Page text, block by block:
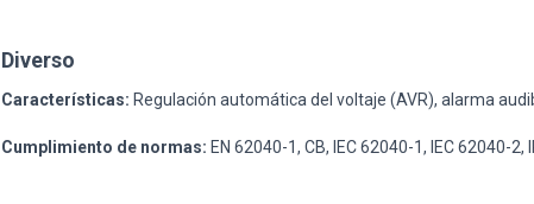
Diverso
Características: Regulación automática del voltaje (AVR), alarma
Cumplimiento de normas: EN 62040-1, CB, IEC 62040-1, IEC 62040-2,